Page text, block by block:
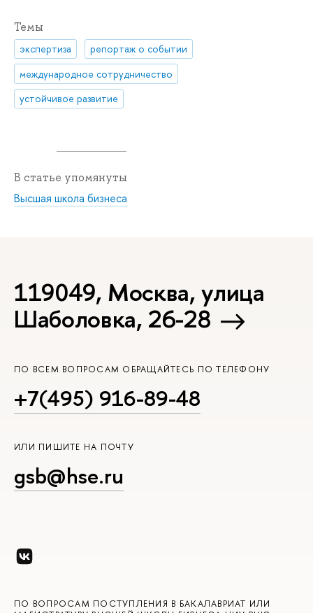
Темы
экспертиза
репортаж о событии
международное сотрудничество
устойчивое развитие
В статье упомянуты
Высшая школа бизнеса
119049, Москва, улица
Шаболовка, 26-28
ПО ВСЕМ ВОПРОСАМ ОБРАЩАЙТЕСЬ ПО ТЕЛЕФОНУ
+7(495) 916-89-48
ИЛИ ПИШИТЕ НА ПОЧТУ
gsb@hse.ru
ПО ВОПРОСАМ ПОСТУПЛЕНИЯ В БАКАЛАВРИАТ ИЛИ